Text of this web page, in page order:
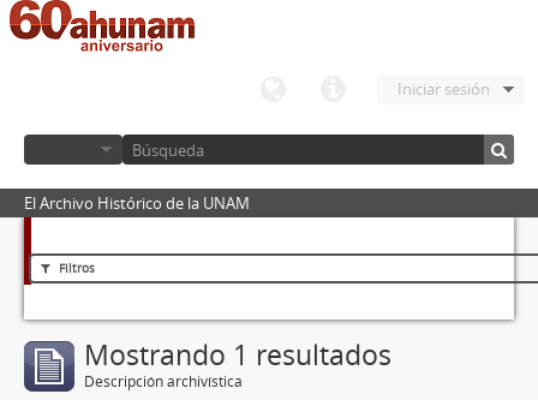
Iniciar sesión
El Archivo Histórico de la UNAM
Filtros
Mostrando 1 resultados
Descripción archivística